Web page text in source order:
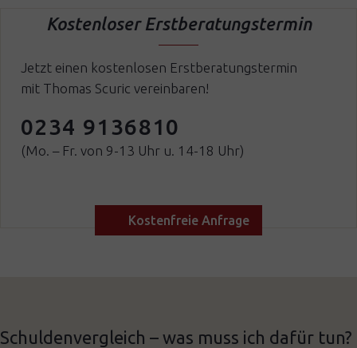
Kostenloser Erstberatungstermin
Jetzt einen kostenlosen Erstberatungstermin
mit Thomas Scuric vereinbaren!
0234 9136810
(Mo. – Fr. von 9-13 Uhr u. 14-18 Uhr)
Kostenfreie Anfrage
Schuldenvergleich – was muss ich dafür tun?